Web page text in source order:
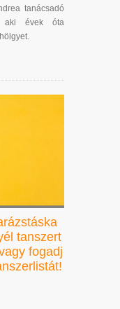
tanácsadó
aki évek óta
tanszert
fogadj